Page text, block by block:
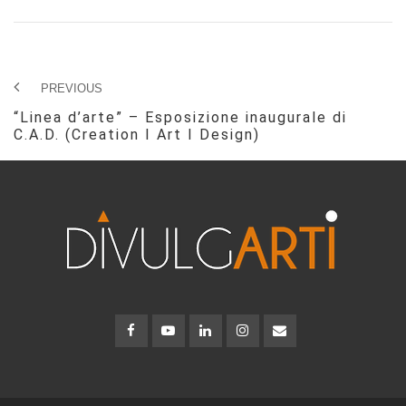
PREVIOUS
“Linea d’arte” – Esposizione inaugurale di
C.A.D. (Creation I Art I Design)